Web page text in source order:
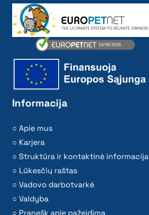
Informacija
Apie mus
Karjera
Struktūra ir kontaktinė informacija
Lūkesčių raštas
Vadovo darbotvarkė
Valdyba
Pranešk apie pažeidimą